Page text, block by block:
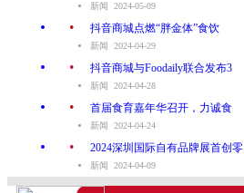
新闻 2024-05-09
. 抖音商城点燃“胖金体”食饮
新闻 2024-04-29
. 抖音商城与Foodaily联合发布3
新闻 2024-04-28
. 首届食育嘉年华召开，力诚食
新闻 2024-04-24
. 2024深圳国际自有品牌展首创零
新闻 2024-04-09